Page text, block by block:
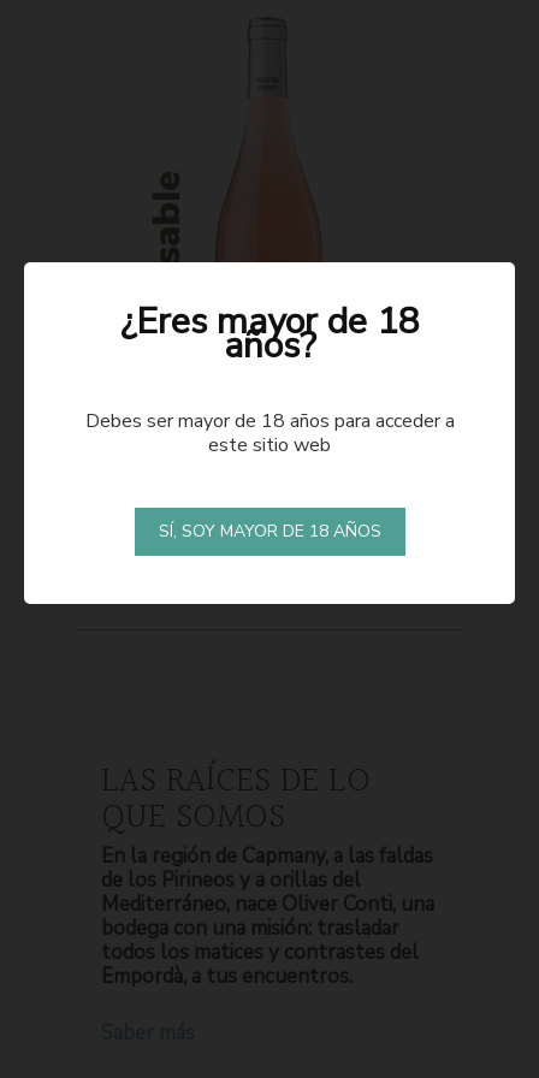
LAS RAÍCES DE LO
QUE SOMOS
En la región de Capmany, a las faldas
de los Pirineos y a orillas del
Mediterráneo, nace Oliver Conti, una
bodega con una misión: trasladar
todos los matices y contrastes del
Empordà, a tus encuentros.
¿Eres mayor de 18
años?
Debes ser mayor de 18 años para acceder a
este sitio web
SÍ, SOY MAYOR DE 18 AÑOS